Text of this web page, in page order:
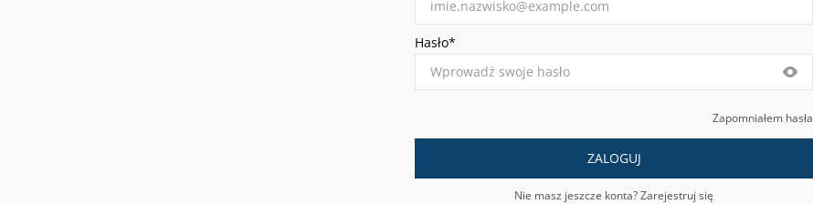
Hasło*
Zapomniałem hasła
ZALOGUJ
Nie masz jeszcze konta? Zarejestruj się